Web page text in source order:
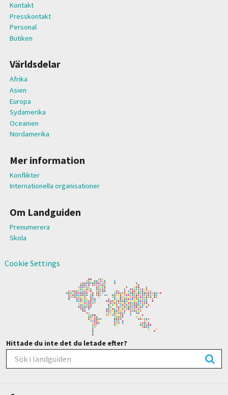
Kontakt
Presskontakt
Personal
Butiken
Världsdelar
Afrika
Asien
Europa
Sydamerika
Oceanien
Nordamerika
Mer information
Konflikter
Internationella organisationer
Om Landguiden
Prenumerera
Skola
Cookie Settings
Hittade du inte det du letade efter?